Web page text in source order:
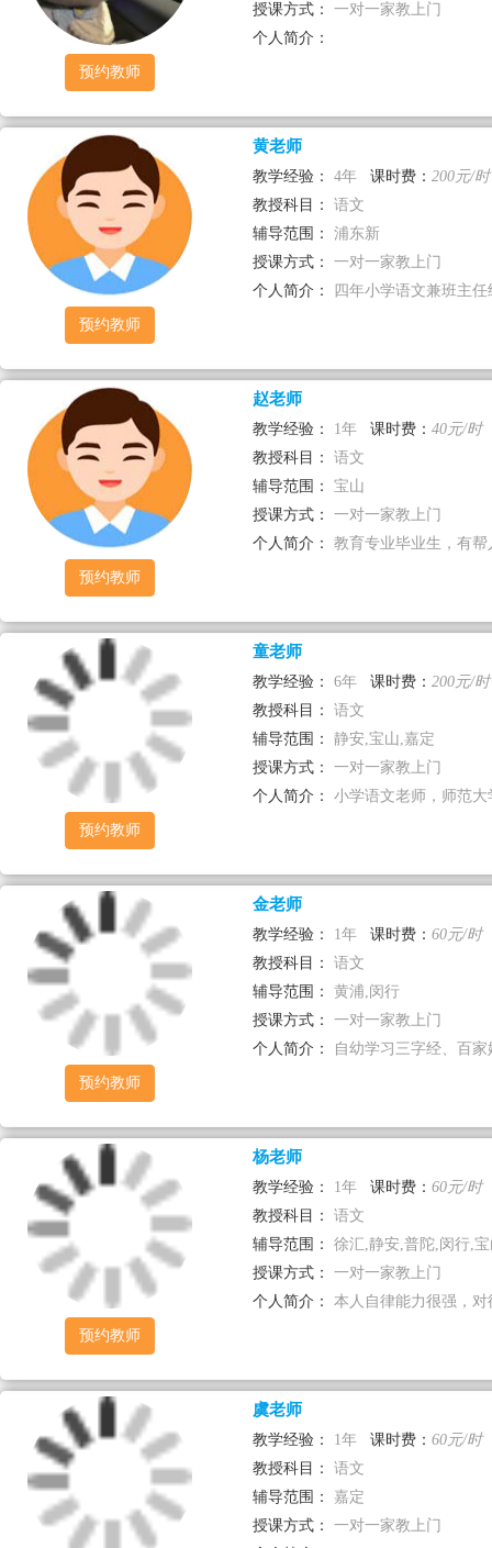
预约教师
授课方式：
一对一家教上门
个人简介：
预约教师
黄老师
教学经验： 4年 课时费： 200元/时
教授科目：
语文
辅导范围：
浦东新
授课方式：
一对一家教上门
个人简介：
四年小学语文兼班主
预约教师
赵老师
教学经验： 1年 课时费： 40元/时
教授科目：
语文
辅导范围：
宝山
授课方式：
一对一家教上门
个人简介：
教育专业毕业生，有
预约教师
童老师
教学经验： 6年 课时费： 200元/时
教授科目：
语文
辅导范围：
静安,宝山,嘉定
授课方式：
一对一家教上门
个人简介：
小学语文老师，师范
预约教师
金老师
教学经验： 1年 课时费： 60元/时
教授科目：
语文
辅导范围：
黄浦,闵行
授课方式：
一对一家教上门
个人简介：
自幼学习三字经、百
预约教师
杨老师
教学经验： 1年 课时费： 60元/时
教授科目：
语文
辅导范围：
徐汇,静安,普陀,闵行,
授课方式：
一对一家教上门
个人简介：
本人自律能力很强，
虞老师
教学经验： 1年 课时费： 60元/时
教授科目：
语文
辅导范围：
嘉定
授课方式：
一对一家教上门